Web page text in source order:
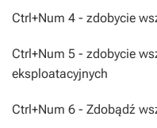
Ctrl+Num 4 - zdobycie
Ctrl+Num 5 - zdobycie
eksploatacyjnych
Ctrl+Num 6 - Zdobądź